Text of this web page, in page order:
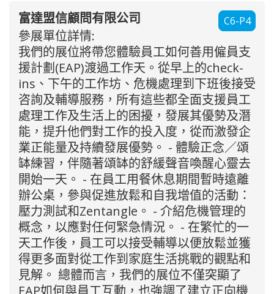
C6-P4
富達盟信顧問有限公司
參展單位詳情:
我們的展位將帶您體驗員工如何善用僱員支
援計劃(EAP)渡過工作天。從早上的check-
ins、下午的工作坊、危機處理到下班後接受
咨詢及輔導服務，所有這些都全面支援員工
處理工作及生活上的困擾，發展其優勢及潛
能，提升他們對工作的投入度，從而激發企
業正能量及持續發展優勢。 - 體驗正念／頌
缽練習，伴隨著頌缽的舒緩聲音喚醒心靈去
開始一天。 - 在員工用餐休息期間暫時遠離
辦公桌，參與促進放鬆和自我增值的活動：
壓力測試和Zentangle。 - 介紹危機管理的
概念，以應對任何緊急情況。 - 在繁忙的一
天工作後，員工可以接受輔導以便放鬆並獲
得更多面對從工作到家庭生活挑戰的觀點和
見解。 總體而言，我們的展位不僅突顯了
EAP如何與員工互動，也強調了建立正向機